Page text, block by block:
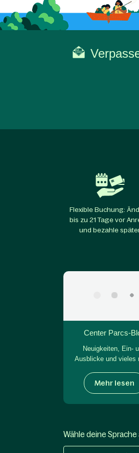
Flexible Buchung:
bis zu 21 Tage vor
und bezahle
Center Parcs-
Neuigkeiten, Ein-
Ausblicke und vieles
Mehr lesen
Wähle deine Sprache